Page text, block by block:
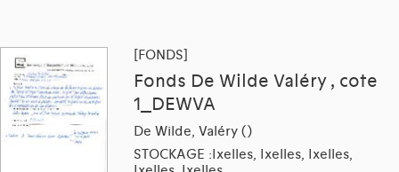
[FONDS]
Fonds De Wilde Valéry , cote
1_DEWVA
De Wilde, Valéry ()
STOCKAGE :Ixelles, Ixelles, Ixelles,